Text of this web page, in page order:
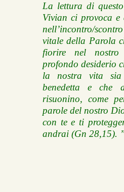
La lettura di
Vivian ci provoca e
nell’incontro/
vitale della Parola
fiorire nel
profondo desiderio
la nostra vita
benedetta e che
risuonino, come
parole del nostro
con te e ti
andrai (Gn 28,15).